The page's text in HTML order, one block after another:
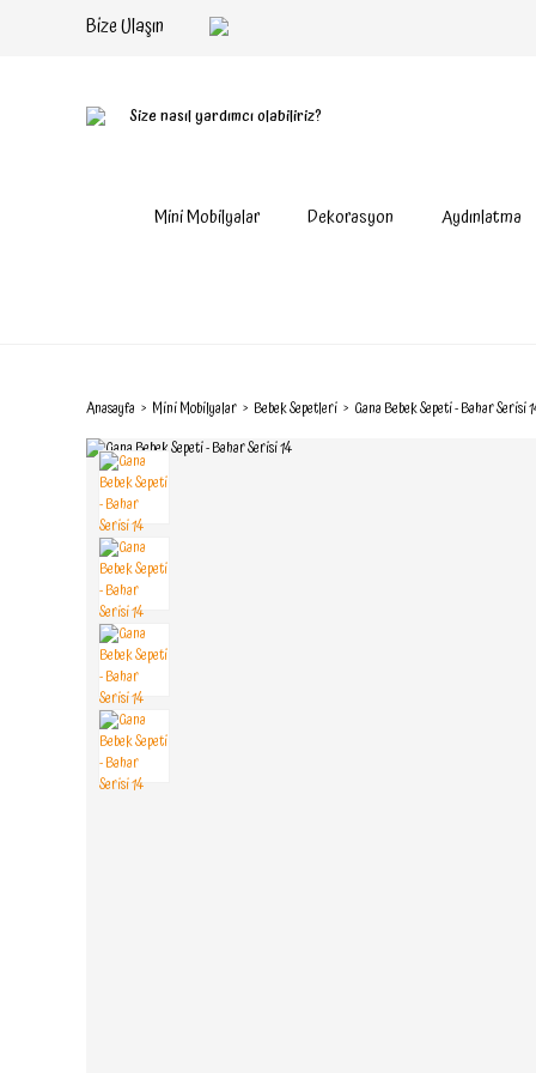
Bize Ulaşın
Size nasıl yardımcı olabiliriz?
Mini Mobilyalar Dekorasyon Aydınlatma
Anasayfa Mini Mobilyalar Bebek Sepetleri Gana Bebek Sepeti - Bahar Serisi